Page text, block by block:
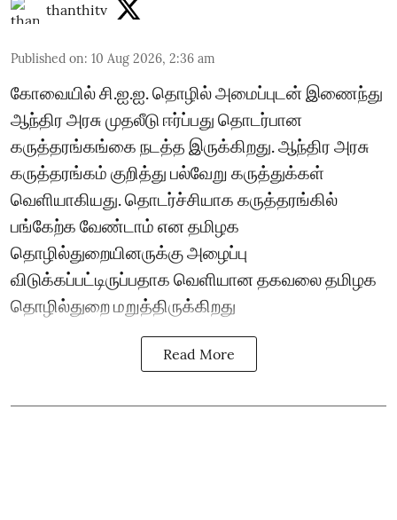
thanthitv
Published on: 10 Aug 2026, 2:36 am
கோவையில் சி.ஐ.ஐ. தொழில் அமைப்புடன் இணைந்து
ஆந்திர அரசு முதலீடு ஈர்ப்பது தொடர்பான
கருத்தரங்கங்கை நடத்த இருக்கிறது. ஆந்திர அரசு
கருத்தரங்கம் குறித்து பல்வேறு கருத்துக்கள்
வெளியாகியது. தொடர்ச்சியாக கருத்தரங்கில்
பங்கேற்க வேண்டாம் என தமிழக
தொழில்துறையினருக்கு அழைப்பு
விடுக்கப்பட்டிருப்பதாக வெளியான தகவலை தமிழக
தொழில்துறை மறுத்திருக்கிறது
Read More